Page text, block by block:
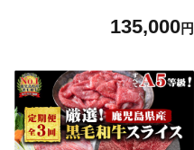
＜計6.1kg超＞ 定期便 牛肉 肉
ぶ ステーキ 焼肉 セット 頒布
会 t0135-001
135,000円